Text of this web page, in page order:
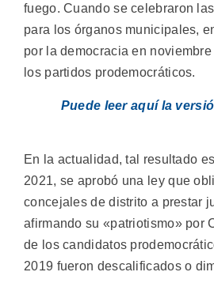
fuego. Cuando se celebraron
para los órganos municipales,
por la democracia en
los partidos prodemocráticos.
Puede leer aquí la
En la actualidad, tal resultado
2021, se aprobó una ley que
concejales de distrito a prestar
afirmando su «patriotismo» por
de los candidatos
2019 fueron descalificados o